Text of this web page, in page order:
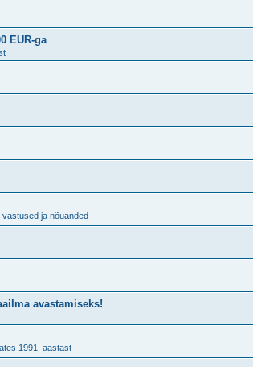
EUR-ga
ja nõuanded
avastamiseks!
1991. aastast